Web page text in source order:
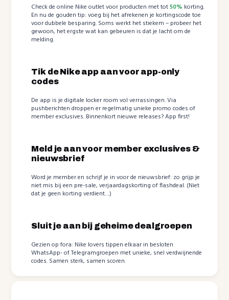
Check de online Nike outlet voor producten met tot50% korting.
En nu de gouden tip: voeg bij het afrekenen je kortingscode toe
voor dubbele besparing. Soms werkt het stiekem – probeer het
gewoon, het ergste wat kan gebeuren is dat je lacht om de
melding.
Tik de Nike app aan voor app-only
codes
De app is je digitale locker room vol verrassingen. Via
pushberichten droppen er regelmatig unieke promo codes of
member exclusives. Binnenkort nieuwe releases? App first!
Meld je aan voor member exclusives &
nieuwsbrief
Word je member en schrijf je in voor de nieuwsbrief: zo grijp je
niet mis bij een pre-sale, verjaardagskorting of flashdeal. (Niet
dat je geen korting verdient…)
Sluit je aan bij geheime dealgroepen
Gezien op fora: Nike lovers tippen elkaar in besloten
WhatsApp- of Telegramgroepen met unieke, snel verdwijnende
codes. Samen sterk, samen scoren.